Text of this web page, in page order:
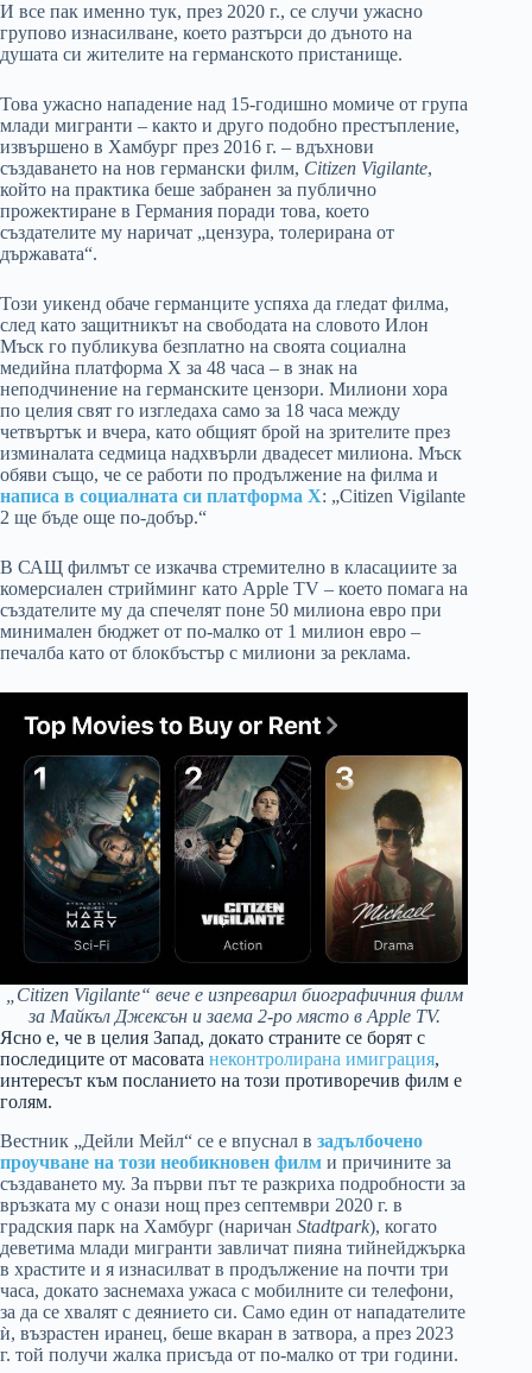
И все пак именно тук, през 2020 г., се случи ужасно
групово изнасилване, което разтърси до дъното на
душата си жителите на германското пристанище.
Това ужасно нападение над 15-годишно момиче от група
млади мигранти – както и друго подобно престъпление,
извършено в Хамбург през 2016 г. – вдъхнови
създаването на нов германски филм, Citizen Vigilante,
който на практика беше забранен за публично
прожектиране в Германия поради това, което
създателите му наричат „цензура, толерирана от
държавата“.
Този уикенд обаче германците успяха да гледат филма,
след като защитникът на свободата на словото Илон
Мъск го публикува безплатно на своята социална
медийна платформа X за 48 часа – в знак на
неподчинение на германските цензори. Милиони хора
по целия свят го изгледаха само за 18 часа между
четвъртък и вчера, като общият брой на зрителите през
изминалата седмица надхвърли двадесет милиона. Мъск
обяви също, че се работи по продължение на филма и
написа в социалната си платформа X: „Citizen Vigilante
2 ще бъде още по-добър.“
В САЩ филмът се изкачва стремително в класациите за
комерсиален стрийминг като Apple TV – което помага на
създателите му да спечелят поне 50 милиона евро при
минимален бюджет от по-малко от 1 милион евро –
печалба като от блокбъстър с милиони за реклама.
„Citizen Vigilante“ вече е изпреварил биографичния филм
за Майкъл Джексън и заема 2-ро място в Apple TV.
Ясно е, че в целия Запад, докато страните се борят с
последиците от масовата неконтролирана имиграция,
интересът към посланието на този противоречив филм е
голям.
Вестник „Дейли Мейл“ се е впуснал в задълбочено
проучване на този необикновен филм и причините за
създаването му. За първи път те разкриха подробности за
връзката му с онази нощ през септември 2020 г. в
градския парк на Хамбург (наричан Stadtpark), когато
деветима млади мигранти завличат пияна тийнейджърка
в храстите и я изнасилват в продължение на почти три
часа, докато заснемаха ужаса с мобилните си телефони,
за да се хвалят с деянието си. Само един от нападателите
ѝ, възрастен иранец, беше вкаран в затвора, а през 2023
г. той получи жалка присъда от по-малко от три години.